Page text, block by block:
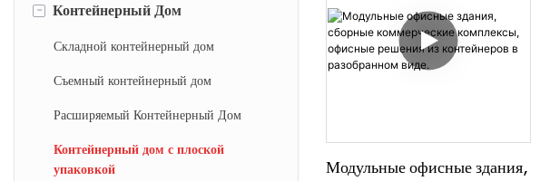
- Контейнерный Дом
Складной контейнерный дом
Съемный контейнерный дом
Расширяемый Контейнерный Дом
Контейнерный дом с плоской
упаковкой
Модульные офисные здания,